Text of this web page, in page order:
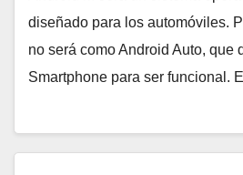
diseñado para los automóviles.
no será como Android Auto, que
Smartphone para ser funcional.